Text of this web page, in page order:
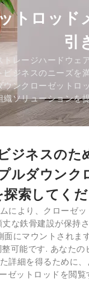
トロッド
引
レージハードウェ
ジネスのニーズを
ンクローゼットロ
ソリューションを
ジネスのた
ルダウンク
探索してく
により、クローゼ
な鉄骨建設が保持
面にマウントされま
可能です. あなたの
詳細を得るために
ゼットロッドを閲覧